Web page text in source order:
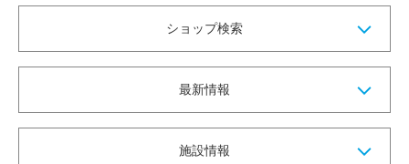
ショップ検索
最新情報
施設情報